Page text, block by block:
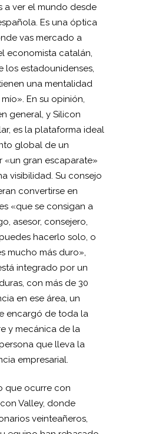
a ver el mundo desde
Es una óptica
vas mercado a
economista catalán,
los estadounidenses,
una mentalidad
En su opinión,
general, y Silicon
es la plataforma ideal
global de un
«un gran escaparate»
visibilidad. Su consejo
convertirse en
«que se consigan a
asesor, consejero,
hacerlo solo, o
mucho más duro»,
integrado por un
con más de 30
en ese área, un
encargó de toda la
y mecánica de la
que lleva la
empresarial.
que ocurre con
Valley, donde
veinteañeros,